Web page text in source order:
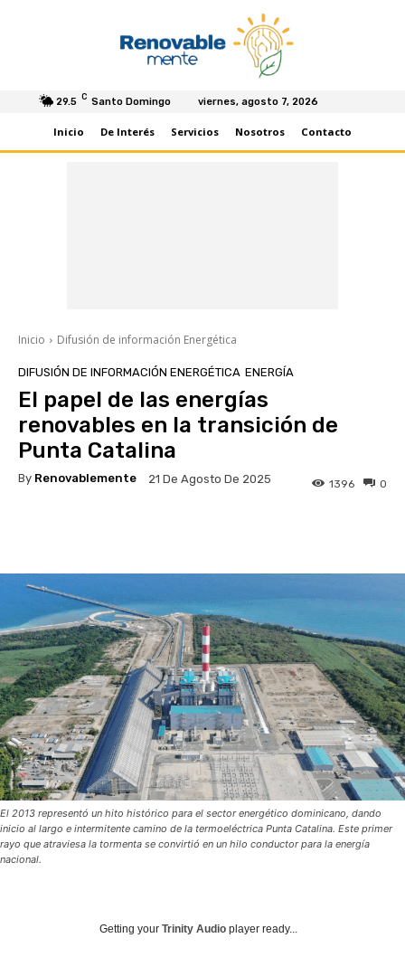
29.5 C Santo Domingo viernes, agosto 7, 2026
Inicio De Interés Servicios Nosotros Contacto
Inicio Difusión de información Energética
DIFUSIÓN DE INFORMACIÓN ENERGÉTICA ENERGÍA
El papel de las energías
renovables en la transición de
Punta Catalina
By Renovablemente 21 De Agosto De 2025 0
1396
El 2013 representó un hito histórico para el sector energético dominicano, dando
inicio al largo e intermitente camino de la termoeléctrica Punta Catalina. Este primer
rayo que atraviesa la tormenta se convirtió en un hilo conductor para la energía
nacional.
Getting your Trinity Audio player ready...